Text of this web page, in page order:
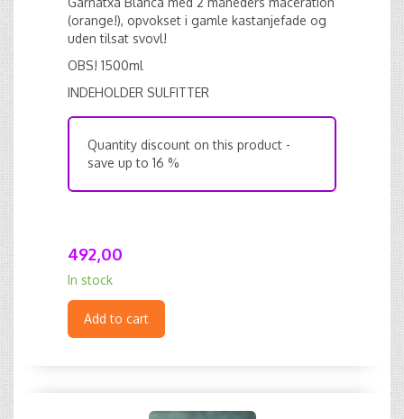
(orange!), opvokset i gamle kastanjefade og
uden tilsat svovl!
OBS! 1500ml
INDEHOLDER SULFITTER
Quantity discount on this product -
save up to 16 %
492,00
In stock
Add to cart